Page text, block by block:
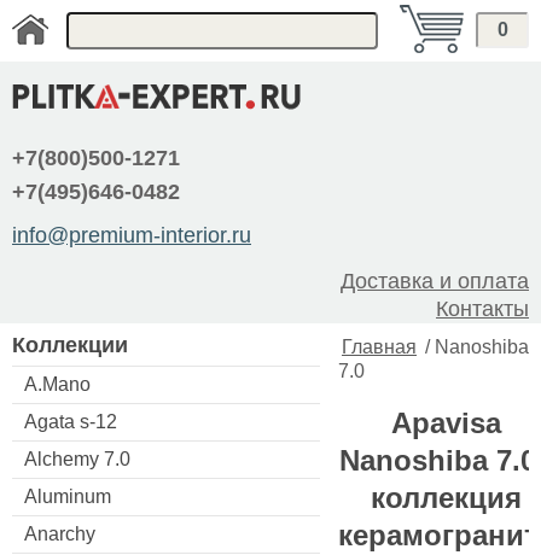
0
+7(800)500-1271
+7(495)646-0482
info@premium-interior.ru
Доставка и оплата
Контакты
Коллекции
A.Mano
Agata s-12
Alchemy 7.0
Aluminum
Anarchy
Главная / Nanoshiba
7.0
Apavisa
Nanoshiba
коллекция